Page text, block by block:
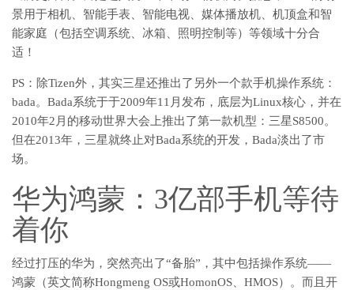
景用于相机、智能手表、智能电视、媒体播放机、机顶盒和智
能家庭（包括空调系统、冰箱、照明控制等）等领域十分合
适！
PS：除Tizen外，其实三星还推出了另外一个款手机操作系统：
bada。Bada系统于于2009年11月发布，底层为Linux核心，并在
2010年2月的移动世界大会上推出了第一款机型：三星S8500。
但在2013年，三星就终止对Bada系统的开发，Bada淡出了市
场。
华为鸿蒙：3亿部手机等待
着你
经过打压的华为，突然亮出了“备胎”，其中包括操作系统——
鸿蒙（英文简称Hongmeng OS或HomonOS、HMOS）。而且开